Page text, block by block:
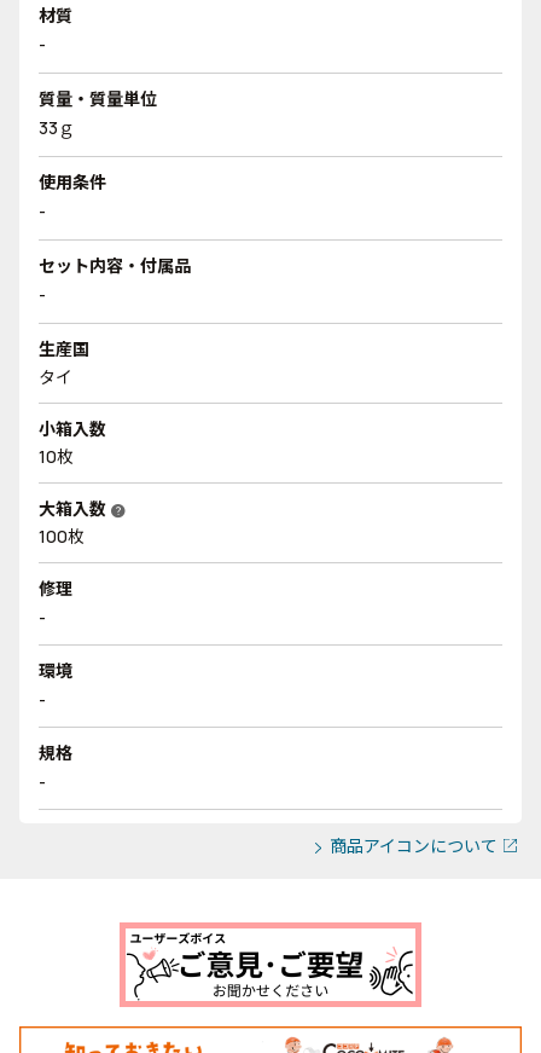
材質
-
質量・質量単位
33ｇ
使用条件
-
セット内容・付属品
-
生産国
タイ
小箱入数
10枚
大箱入数 help
100枚
修理
-
環境
-
規格
-
商品アイコンについて